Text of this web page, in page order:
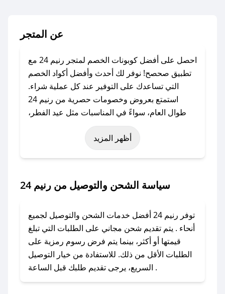
عن المتجر
احصل على أفضل كوبونات الخصم لمتجر رنيم 24 مع
تطبيق صحصح! نوفر لك أحدث وأفضل أكواد الخصم
التي تساعدك على التوفير عند كل عملية شراء.
استمتع بعروض وخصومات حصرية من رنيم 24
طوال العام، سواءً في المناسبات مثل عيد الفطر،
عيد الأضحى، الجمعة البيضاء (شهر نوفمبر)، رمضان،
اليوم الوطني، يوم التأسيس، أو حتى عروض خاصة
باستخدام تطبيق صحصح، يمكنك العثور بسهولة على
تواصل معنا عبر تويتر أو البريد الإلكتروني لإضافته
بسرعة.
### كيفية استخدام كود خصم رنيم 24؟
1. انسخ كود الخصم من تطبيق صحصح.
2. الصقه في خانة الدفع عند التسوق من رنيم 24.
أظهر المزيد
سياسة الشحن والتوصيل من رنيم 24
توفر رنيم 24 أفضل خدمات الشحن والتوصيل لجميع
أنحاء . يتم تقديم شحن مجاني على الطلبات التي تبلغ
قيمتها أو أكثر، بينما يتم فرض رسوم رمزية على
الطلبات الأقل من ذلك. للاستفادة من خيار التوصيل
السريع، يرجى تقديم طلبك قبل الساعة .